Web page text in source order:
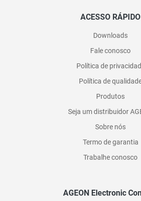
ACESSO RÁPIDO
Downloads
Fale conosco
Política de
Política de
Produtos
Seja um distribuidor
Sobre nós
Termo de garantia
Trabalhe conosco
AGEON Electronic